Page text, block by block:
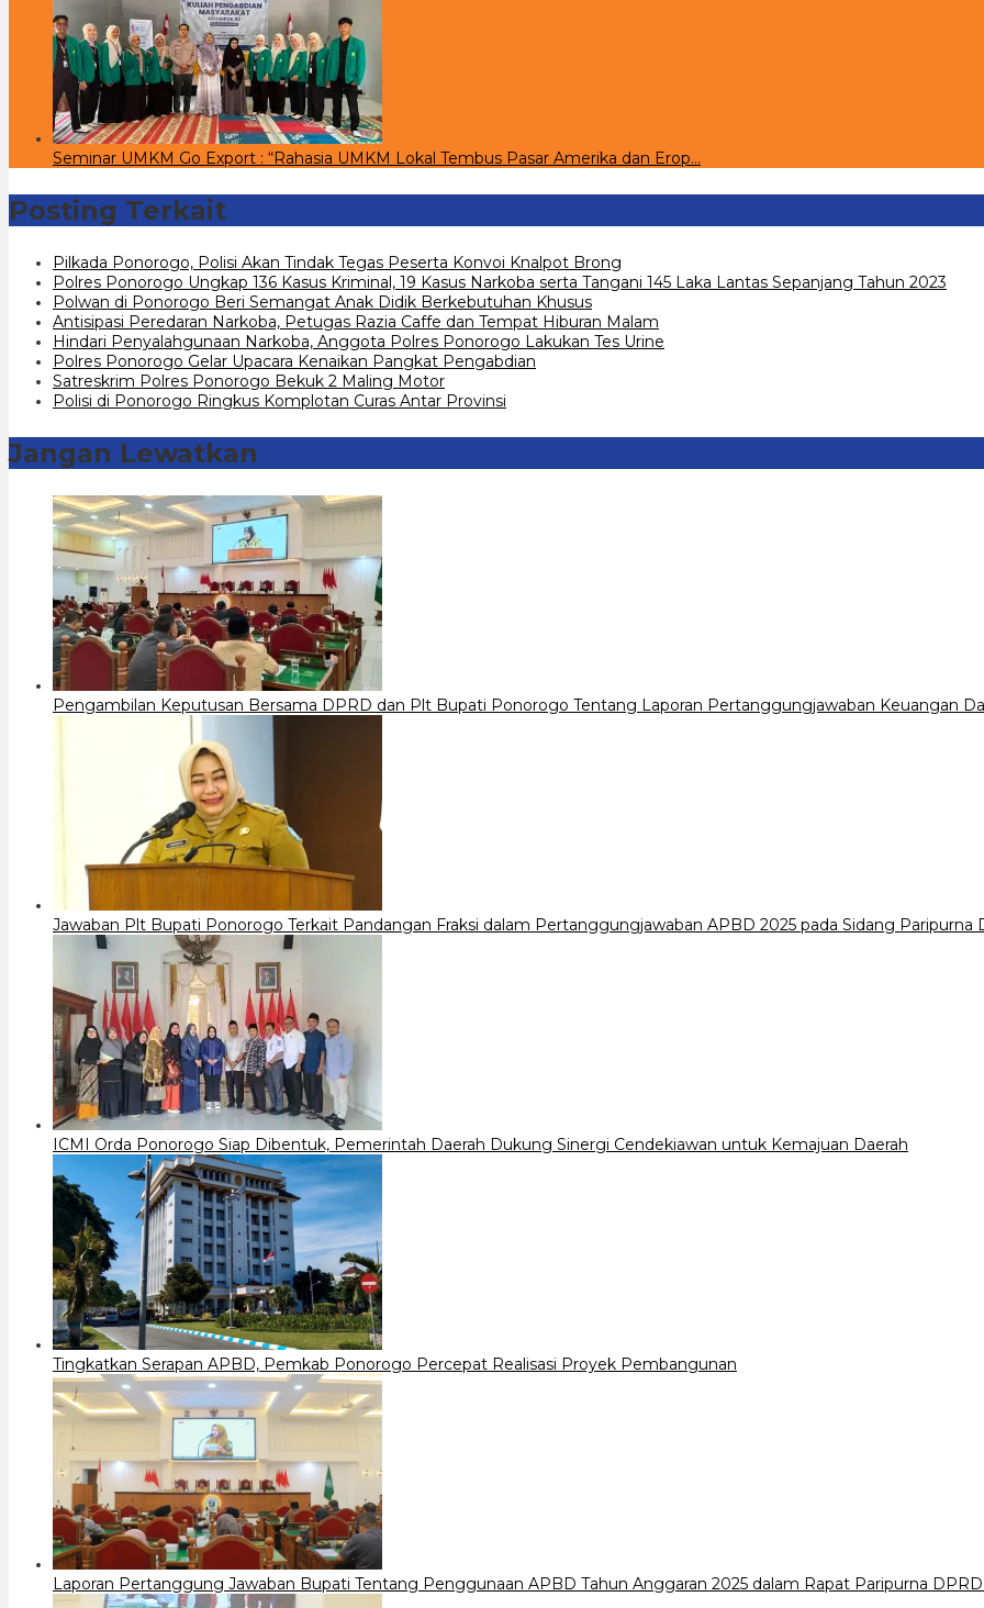
Seminar UMKM Go Export : “Rahasia UMKM Lokal Tembus Pasar Amerika dan Erop…
Posting Terkait
Pilkada Ponorogo, Polisi Akan Tindak Tegas Peserta Konvoi Knalpot Brong
Polres Ponorogo Ungkap 136 Kasus Kriminal, 19 Kasus Narkoba serta Tangani 145 Laka Lantas Sepanjang Tahun 2023
Polwan di Ponorogo Beri Semangat Anak Didik Berkebutuhan Khusus
Antisipasi Peredaran Narkoba, Petugas Razia Caffe dan Tempat Hiburan Malam
Hindari Penyalahgunaan Narkoba, Anggota Polres Ponorogo Lakukan Tes Urine
Polres Ponorogo Gelar Upacara Kenaikan Pangkat Pengabdian
Satreskrim Polres Ponorogo Bekuk 2 Maling Motor
Polisi di Ponorogo Ringkus Komplotan Curas Antar Provinsi
Jangan Lewatkan
Pengambilan Keputusan Bersama DPRD dan Plt Bupati Ponorogo Tentang Laporan Pertanggungjawaban Keuangan
Jawaban Plt Bupati Ponorogo Terkait Pandangan Fraksi dalam Pertanggungjawaban APBD 2025 pada Sidang Paripurna
ICMI Orda Ponorogo Siap Dibentuk, Pemerintah Daerah Dukung Sinergi Cendekiawan untuk Kemajuan Daerah
Tingkatkan Serapan APBD, Pemkab Ponorogo Percepat Realisasi Proyek Pembangunan
Laporan Pertanggung Jawaban Bupati Tentang Penggunaan APBD Tahun Anggaran 2025 dalam Rapat Paripurna